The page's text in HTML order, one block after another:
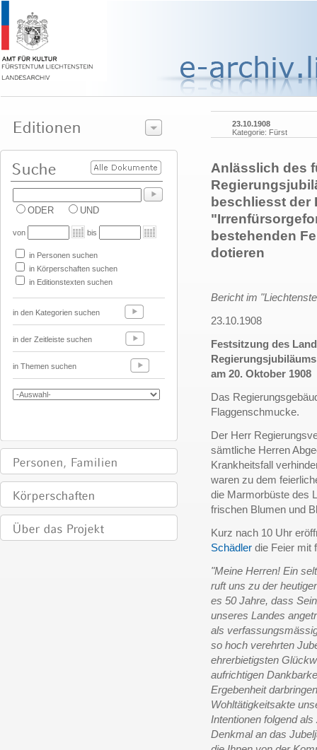
ODER UND
von bis
in Personen suchen
in Körperschaften suchen
in Editionstexten suchen
in den Kategorien suchen
in der Zeitleiste suchen
in Themen suchen
23.10.1908
Kategorie: Fürst
Anlässlich des
beschliesst der
bestehenden
dotieren
Bericht im
23.10.1908
Festsitzung des
am 20. Oktober 1908
Das
Flaggenschmucke.
Der Herr
sämtliche Herren
Krankheitsfall
waren zu dem
die Marmorbüste des
frischen Blumen und
Kurz nach 10 Uhr
Schädler die Feier mit
"Meine Herren! Ein
ruft uns zu der
es 50 Jahre, dass
unseres Landes
als
so hoch verehrten
ehrerbietigsten
aufrichtigen
Ergebenheit
Wohltätigkeitsakte
Intentionen folgend
Denkmal an das